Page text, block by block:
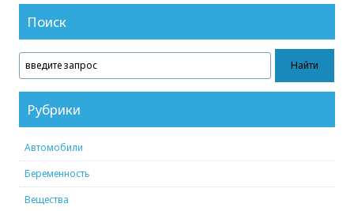
Поиск
Рубрики
Автомобили
Беременность
Вещества